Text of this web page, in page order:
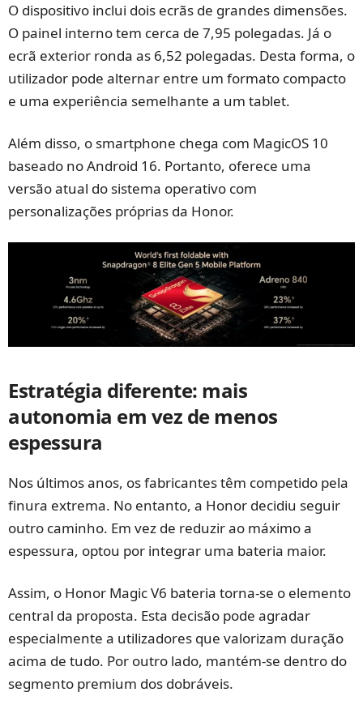
O dispositivo inclui dois ecrãs de grandes dimensões.
O painel interno tem cerca de 7,95 polegadas. Já o
ecrã exterior ronda as 6,52 polegadas. Desta forma, o
utilizador pode alternar entre um formato compacto
e uma experiência semelhante a um tablet.
Além disso, o smartphone chega com MagicOS 10
baseado no Android 16. Portanto, oferece uma
versão atual do sistema operativo com
personalizações próprias da Honor.
Estratégia diferente: mais
autonomia em vez de menos
espessura
Nos últimos anos, os fabricantes têm competido pela
finura extrema. No entanto, a Honor decidiu seguir
outro caminho. Em vez de reduzir ao máximo a
espessura, optou por integrar uma bateria maior.
Assim, o Honor Magic V6 bateria torna-se o elemento
central da proposta. Esta decisão pode agradar
especialmente a utilizadores que valorizam duração
acima de tudo. Por outro lado, mantém-se dentro do
segmento premium dos dobráveis.